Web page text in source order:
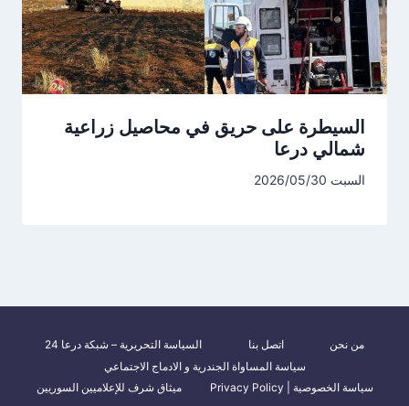
السيطرة على حريق في محاصيل زراعية
شمالي درعا
السبت 2026/05/30
من نحن اتصل بنا
السياسة التحريرية – شبكة درعا 24
سياسة المساواة الجندرية و الادماج الاجتماعي
سياسة الخصوصية | Privacy Policy
ميثاق شرف للإعلاميين السوريين